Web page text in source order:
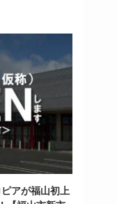
アが福山初上